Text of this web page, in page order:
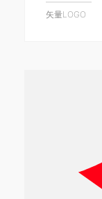
矢量LOGO